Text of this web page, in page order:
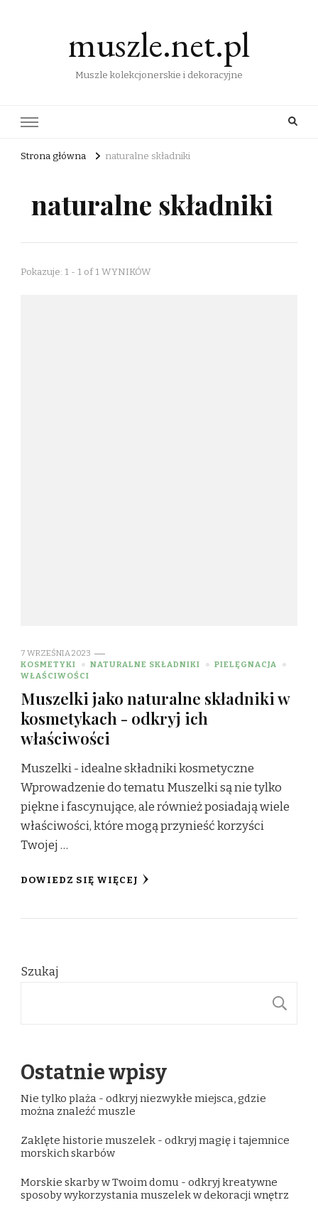
muszle.net.pl
Muszle kolekcjonerskie i dekoracyjne
Strona główna naturalne składniki
naturalne składniki
Pokazuje: 1 - 1 of 1 WYNIKÓW
7 WRZEŚNIA 2023
KOSMETYKI
NATURALNE SKŁADNIKI
PIELĘGNACJA
WŁAŚCIWOŚCI
Muszelki jako naturalne składniki w
kosmetykach - odkryj ich
właściwości
Muszelki - idealne składniki kosmetyczne
Wprowadzenie do tematu Muszelki są nie tylko
piękne i fascynujące, ale również posiadają wiele
właściwości, które mogą przynieść korzyści
Twojej …
DOWIEDZ SIĘ WIĘCEJ
Szukaj
Ostatnie wpisy
Nie tylko plaża - odkryj niezwykłe miejsca, gdzie
można znaleźć muszle
Zaklęte historie muszelek - odkryj magię i tajemnice
morskich skarbów
Morskie skarby w Twoim domu - odkryj kreatywne
sposoby wykorzystania muszelek w dekoracji wnętrz